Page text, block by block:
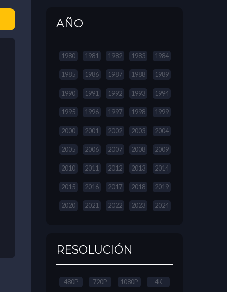
AÑO
1980 1981 1982 1983 1984
1985 1986 1987 1988 1989
1990 1991 1992 1993 1994
1995 1996 1997 1998 1999
2000 2001 2002 2003 2004
2005 2006 2007 2008 2009
2010 2011 2012 2013 2014
2015 2016 2017 2018 2019
2020 2021 2022 2023 2024
RESOLUCIÓN
480P 720P 1080P 4K